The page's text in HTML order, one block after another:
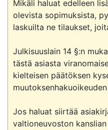
Mikäli haluat edelleen
olevista sopimuksista,
laskuilta ne tilaukset,
Julkisuuslain 14 §:n
tästä asiasta
kielteisen päätöksen
Jos haluat siirtää
valtioneuvoston